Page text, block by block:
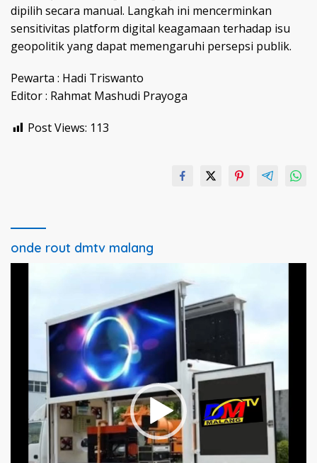
dipilih secara manual. Langkah ini mencerminkan
sensitivitas platform digital keagamaan terhadap isu
geopolitik yang dapat memengaruhi persepsi publik.
Pewarta : Hadi Triswanto
Editor : Rahmat Mashudi Prayoga
Post Views: 113
onde rout dmtv malang